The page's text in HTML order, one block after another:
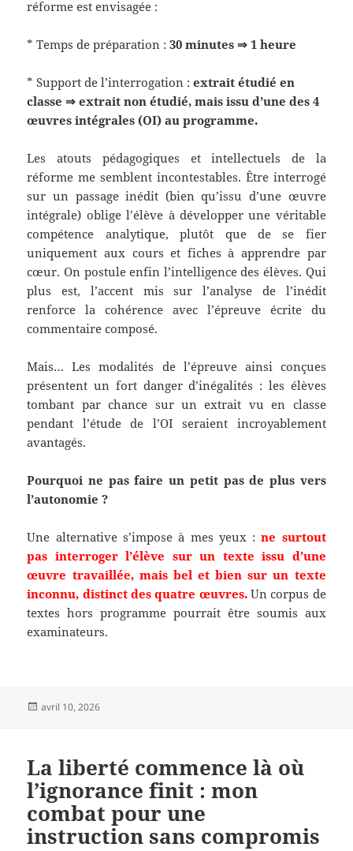
réforme est envisagée :
* Temps de préparation :30 minutes ⇒ 1 heure
* Support de l’interrogation :extrait étudié en
classe ⇒ extrait non étudié, mais issu d’une des 4
œuvres intégrales (OI) au programme.
Les atouts pédagogiques et intellectuels de la
réforme me semblent incontestables. Être interrogé
sur un passage inédit (bien qu’issu d’une œuvre
intégrale) oblige l’élève à développer une véritable
compétence analytique, plutôt que de se fier
uniquement aux cours et fiches à apprendre par
cœur. On postule enfin l’intelligence des élèves. Qui
plus est, l’accent mis sur l’analyse de l’inédit
renforce la cohérence avec l’épreuve écrite du
commentaire composé.
Mais… Les modalités de l’épreuve ainsi conçues
présentent un fort danger d’inégalités : les élèves
tombant par chance sur un extrait vu en classe
pendant l’étude de l’OI seraient incroyablement
avantagés.
Pourquoi ne pas faire un petit pas de plus vers
l’autonomie ?
Une alternative s’impose à mes yeux :ne surtout
pas interroger l’élève sur un texte issu d’une
œuvre travaillée, mais bel et bien sur un texte
inconnu, distinct des quatre œuvres. Un corpus de
textes hors programme pourrait être soumis aux
examinateurs.
Publié
avril 10, 2026
La liberté commence là où
l’ignorance finit : mon
combat pour une
instruction sans compromis